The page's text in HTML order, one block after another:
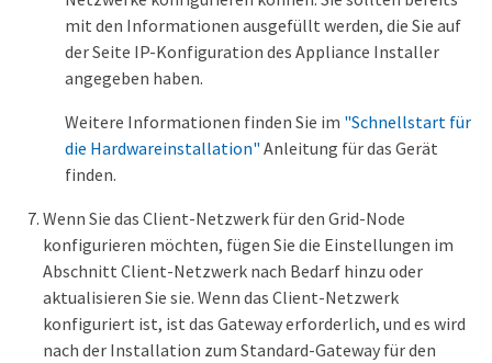
mit den Informationen ausgefüllt werden, die Sie auf
der Seite IP-Konfiguration des Appliance Installer
angegeben haben.
Weitere Informationen finden Sie im "Schnellstart für
die Hardwareinstallation" Anleitung für das Gerät
finden.
Wenn Sie das Client-Netzwerk für den Grid-Node
konfigurieren möchten, fügen Sie die Einstellungen im
Abschnitt Client-Netzwerk nach Bedarf hinzu oder
aktualisieren Sie sie. Wenn das Client-Netzwerk
konfiguriert ist, ist das Gateway erforderlich, und es wird
nach der Installation zum Standard-Gateway für den